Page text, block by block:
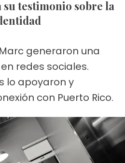
generaron una
redes sociales.
lo apoyaron y
con Puerto Rico.